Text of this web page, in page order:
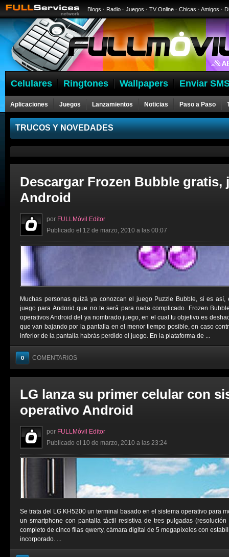
Blogs · Radio · Juegos · TV Online · Chicas · Amigos ·
Celulares Ringtones Wallpapers Enviar
Aplicaciones Juegos Lanzamientos Noticias Paso a Paso
Celulares
TRUCOS Y NOVEDADES
Descargar Frozen Bubble gratis,
Android
por FULLMóvil Editor
Publicado el 12 de marzo, 2010 a las 00:07
Muchas personas quizá ya conozcan el juego Puzzle Bubble, si es así,
juego para Andorid que no te será para nada complicado. Frozen
operativos Android del ya nombrado juego, en el cual tu objetivo es
que van bajando por la pantalla en el menor tiempo posible, en caso
inferior de la pantalla habrás perdido el juego. En la plataforma de ...
0 COMENTARIOS
LG lanza su primer celular con
operativo Android
por FULLMóvil Editor
Publicado el 10 de marzo, 2010 a las 23:24
Se trata del LG KH5200 un terminal basado en el sistema operativo para
un smartphone con pantalla táctil resistiva de tres pulgadas
completo de cinco filas qwerty, cámara digital de 5 megapíxeles con
incorporado. ...